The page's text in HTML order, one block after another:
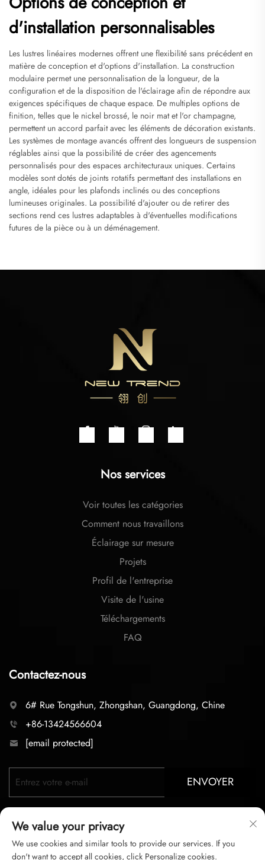
d'installation personnalisables
Les lustres linéaires modernes offrent une flexibilité sans précédent en
matière de conception et d'options d'installation. La construction
modulaire permet une personnalisation de la longueur, de la
configuration et de la disposition de l'éclairage afin de répondre aux
exigences spécifiques de chaque espace. De multiples options de
finition, telles que le nickel brossé, le noir mat et l'or champagne,
permettent un accord parfait avec les éléments de décoration existants.
Les systèmes de montage avancés offrent des longueurs de suspension
réglables ainsi que la possibilité de créer des agencements
personnalisés pour des espaces architecturaux uniques. Certains
modèles sont dotés de joints rotatifs permettant des installations en
angle, idéales pour les plafonds inclinés ou des conceptions
lumineuses originales. La possibilité d'ajouter ou de retirer des
sections rend ces lustres adaptables à d'éventuelles modifications
futures de la pièce ou à un déménagement.
Nos services
Voir toutes les catégories
Comment nous travaillons
Éclairage sur mesure
Projets
Profil de l'entreprise
Visite de l'usine
Téléchargements
FAQ
Contactez-nous
6# Rue Tongshun, Zhongshan, Guangdong, Chine
+86-13424566604
[email protected]
ENVOYER
We value your privacy
We use cookies and similar tools to provide our services. If you
don't want to accept all cookies, click Personalize cookies.